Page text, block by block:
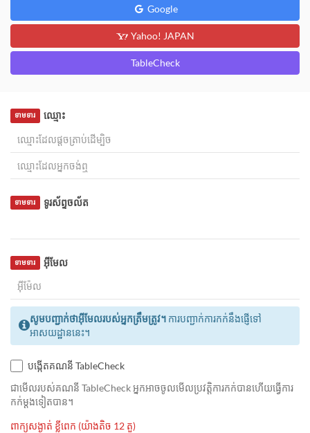
Google
Yahoo! JAPAN
TableCheck
ឈ្មោះ
ទាមទារ
ទូរស័ព្ទចល័ត
ទាមទារ
អ៊ីមែល
ទាមទារ
សូមបញ្ជាក់ថាអ៊ីមែលរបស់អ្នកត្រឹមត្រូវ។ ការបញ្ជាក់ការកក់នឹងផ្ញើទៅ
អាសយដ្ឋាននេះ។
បង្កើតគណនី TableCheck
ជាមេីលរបស់គណនី TableCheck អ្នកអាចចូលមើលប្រវត្តិការកក់បានហើយធ្វើការ
កក់ម្ដងទៀតបាន។
ពាក្យសង្ងាត់ ខ្លីពេក (យ៉ាងតិច 12 តួ)